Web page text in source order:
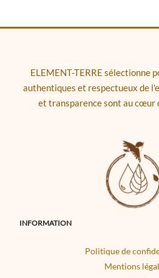
ELEMENT-TERRE sélectionne
authentiques et respectueux de
et transparence sont au cœur
INFORMATION
Politique de
Mentions